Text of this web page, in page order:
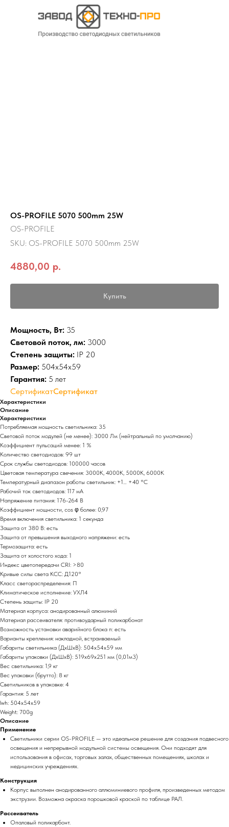
OS-PROFILE 5070 500mm 25W
OS-PROFILE
SKU: OS-PROFILE 5070 500mm 25W
4880,00 р.
Купить
Мощность, Вт: 35
Световой поток, лм: 3000
Степень защиты: IP 20
Размер: 504x54x59
Гарантия: 5 лет
СертификатСертификат
Характеристики
Описание
Характеристики
Потребляемая мощность светильника: 35
Световой поток модулей (не менее): 3000 Лм (нейтральный по умолчанию)
Коэффициент пульсаций менее: 1 %
Количество светодиодов: 99 шт
Срок службы светодиодов: 100000 часов
Цветовая температура свечения: 3000К, 4000К, 5000К, 6000К
Температурный диапазон работы светильник: +1… +40 °С
Рабочий ток светодиодов: 117 мА
Напряжение питания: 176-264 В
Коэффициент мощности, cos φ более: 0,97
Время включения светильника: 1 секунда
Защита от 380 В: есть
Защита от превышения выходного напряжени: есть
Термозащита: есть
Защита от холостого хода: 1
Индекс цветопередачи СRI: >80
Кривые силы света КСС: Д120°
Класс светораспределения: П
Климатическое исполнение: УХЛ4
Степень защиты: IP 20
Материал корпуса: анодированный алюминий
Материал рассеивателя: противоударный поликарбонат
Возможность установки аварийного блока п: есть
Варианты крепления: накладной, встраиваемый
Габариты светильника (ДxШхВ): 504x54x59 мм
Габариты упаковки (ДхШхВ): 519x69x251 мм (0,01м3)
Вес светильника: 1,9 кг
Вес упаковки (брутто): 8 кг
Светильников в упаковке: 4
Гарантия: 5 лет
lwh: 504x54x59
Weight: 700g
Описание
Применение
Светильники серии OS-PROFILE — это идеальное решение для создания подвесного
освещения и непрерывной модульной системы освещения. Они подходят для
использования в офисах, торговых залах, общественных помещениях, школах и
медицинских учреждениях.
Конструкция
Корпус выполнен анодированного аллюминиевого профиля, произведенных методом
экструзии. Возможна окраска порошковой краской по таблице РАЛ.
Рассеиватель
Опаловый поликарбонт.